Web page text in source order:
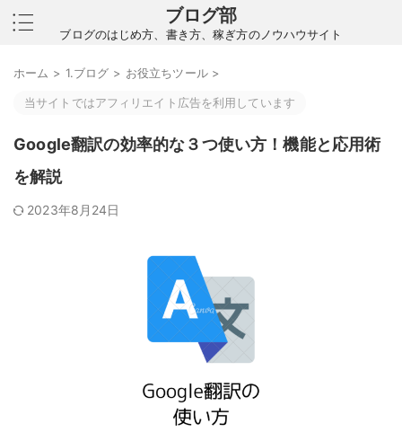
ブログ部
ブログのはじめ方、書き方、稼ぎ方のノウハウサイト
ホーム > 1.ブログ > お役立ちツール >
当サイトではアフィリエイト広告を利用しています
Google翻訳の効率的な３つ使い方！機能と応用術
を解説
2023年8月24日